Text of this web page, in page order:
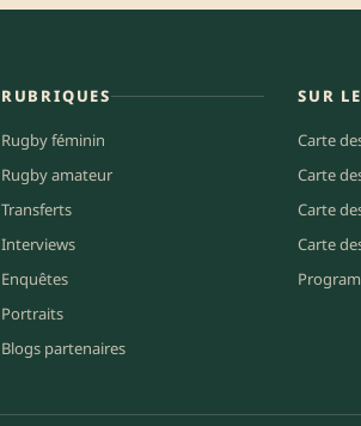
RUBRIQUES
Rugby féminin
Rugby amateur
Transferts
Interviews
Enquêtes
Portraits
Blogs partenaires
SUR
Carte
Carte
Carte
Carte